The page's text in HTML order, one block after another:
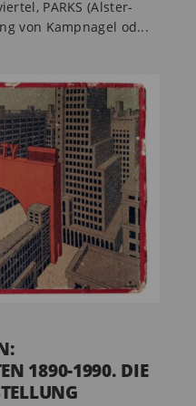
PARKS (Alster-
von Kampnagel od...
1890-1990. DIE